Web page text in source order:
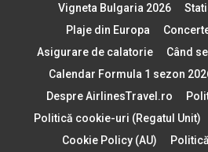
Vigneta Bulgaria 2026
Plaje din Europa
Asigurare de calatorie
Când
Calendar Formula 1 sezon
Despre AirlinesTravel.ro
Politică cookie-uri (Regatul Unit)
Cookie Policy (AU)